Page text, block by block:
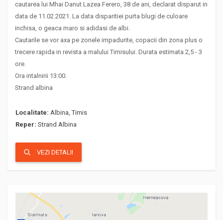
cautarea lui Mhai Danut Lazea Ferero, 38 de ani, declarat disparut in
data de 11.02.2021. La data disparitiei purta blugi de culoare
inchisa, o geaca maro si adidasi de albi.
Cautarile se vor axa pe zonele impadurite, copacii din zona plus o
trecere rapida in revista a malului Timisului. Durata estimata 2,5 - 3
ore.
Ora intalnirii 13:00.
Strand albina
Localitate: Albina, Timis
Reper: Strand Albina
VEZI DETALII